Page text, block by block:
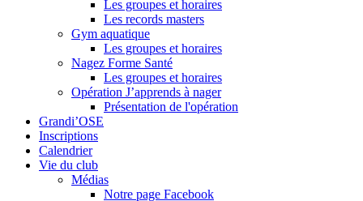
Les groupes et horaires
Les records masters
Gym aquatique
Les groupes et horaires
Nagez Forme Santé
Les groupes et horaires
Opération J’apprends à nager
Présentation de l'opération
Grandi’OSE
Inscriptions
Calendrier
Vie du club
Médias
Notre page Facebook